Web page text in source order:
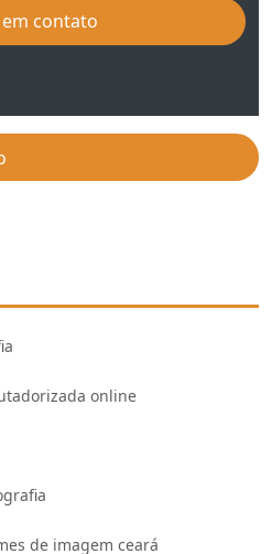
contato
online
de imagem ceará